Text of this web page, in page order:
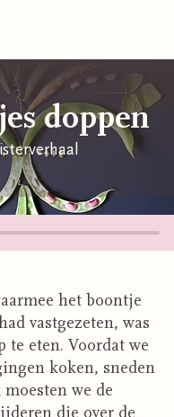
doppen
het boontje
vastgezeten, was
te eten. Voordat we
koken, sneden
moesten we de
die over de